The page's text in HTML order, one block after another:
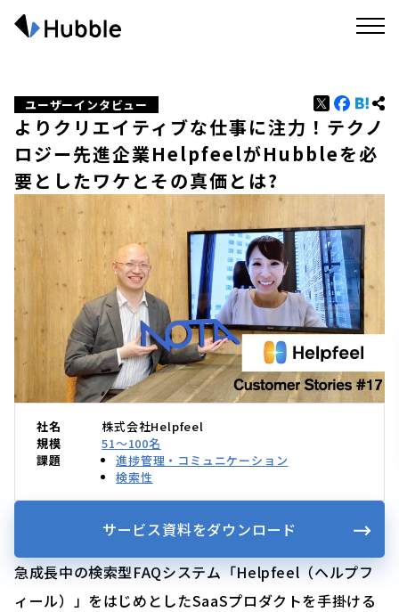
ユーザーインタビュー
よりクリエイティブな仕事に注力！テクノ
ロジー先進企業HelpfeelがHubbleを必
要としたワケとその真価とは?
社名
株式会社Helpfeel
規模
51〜100名
課題
進捗管理・コミュニケーション
検索性
サービス資料をダウンロード
急成長中の検索型FAQシステム「Helpfeel（ヘルプフ
ィール）」をはじめとしたSaaSプロダクトを手掛ける